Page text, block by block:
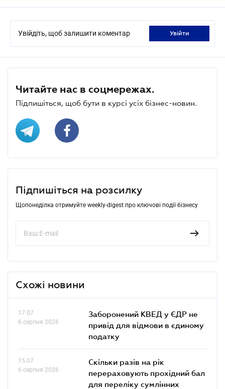
Увійдіть, щоб залишити коментар увійти
Читайте нас в соцмережах.
Підпишіться, щоб бути в курсі усіх бізнес-новин.
Підпишіться на розсилку
Щопонеділка отримуйте weekly-digest про ключові події бізнесу
Схожі новини
17.07
6 серпня 2026
Заборонений КВЕД у ЄДР не
привід для відмови в єдиному
податку
15.07
6 серпня 2026
Скільки разів на рік
перераховують прохідний бал
для переліку сумлінних